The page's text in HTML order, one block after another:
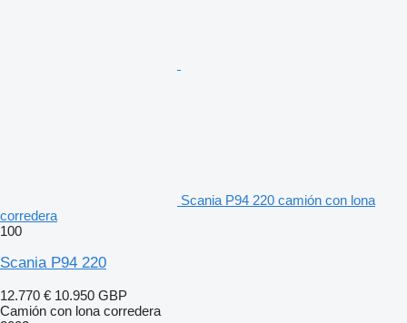
Scania P94 220 camión con lona
corredera
100
Scania P94 220
12.770 € 10.950 GBP
Camión con lona corredera